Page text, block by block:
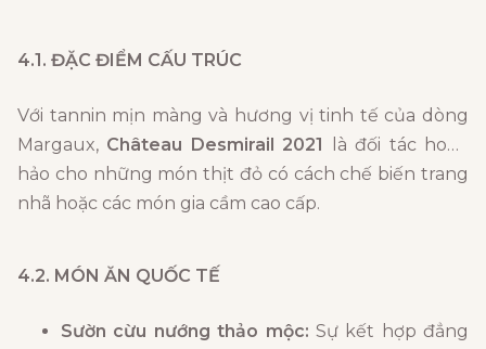
4.1. ĐẶC ĐIỂM CẤU TRÚC
Với tannin mịn màng và hương vị tinh tế của dòng
Margaux, Château Desmirail 2021
là đối tác hoàn
hảo cho những món thịt đỏ có cách chế biến trang
nhã hoặc các món gia cầm cao cấp.
4.2. MÓN ĂN QUỐC TẾ
Sườn cừu nướng thảo mộc: Sự kết hợp đẳng